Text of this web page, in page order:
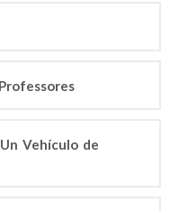
Vehículo de